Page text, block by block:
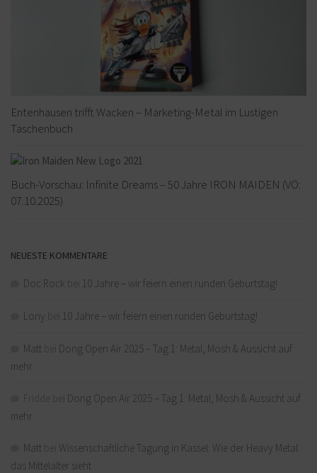
Entenhausen trifft Wacken – Marketing-Metal im Lustigen
Taschenbuch
Buch-Vorschau: Infinite Dreams – 50 Jahre IRON MAIDEN (VÖ:
07.10.2025)
NEUESTE KOMMENTARE
Doc Rock 10 Jahre – wir feiern einen runden Geburtstag!
Lony 10 Jahre – wir feiern einen runden Geburtstag!
Matt
Dong Open Air 2025 – Tag 1: Metal, Mosh & Aussicht auf
mehr
Dong Open Air 2025 – Tag 1: Metal, Mosh & Aussicht auf
mehr
Matt
Wissenschaftliche Tagung in Kassel: Wie der Heavy Metal
das Mittelalter sieht